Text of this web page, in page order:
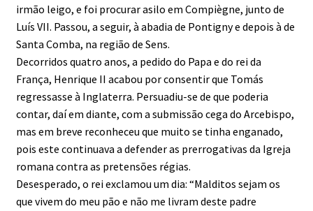
irmão leigo, e foi procurar asilo em Compiègne, junto de
Luís VII. Passou, a seguir, à abadia de Pontigny e depois à de
Santa Comba, na região de Sens.
Decorridos quatro anos, a pedido do Papa e do rei da
França, Henrique II acabou por consentir que Tomás
regressasse à Inglaterra. Persuadiu-se de que poderia
contar, daí em diante, com a submissão cega do Arcebispo,
mas em breve reconheceu que muito se tinha enganado,
pois este continuava a defender as prerrogativas da Igreja
romana contra as pretensões régias.
Desesperado, o rei exclamou um dia: “Malditos sejam os
que vivem do meu pão e não me livram deste padre